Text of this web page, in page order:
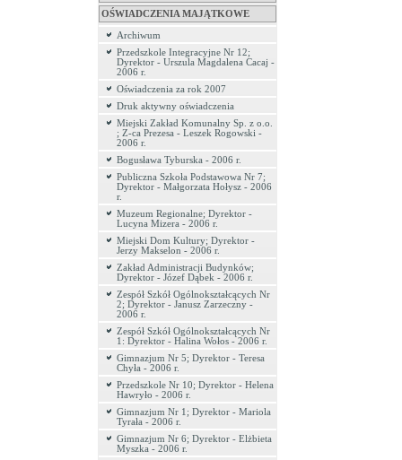
OŚWIADCZENIA MAJĄTKOWE
Archiwum
Przedszkole Integracyjne Nr 12;
Dyrektor - Urszula Magdalena Cacaj -
2006 r.
Oświadczenia za rok 2007
Druk aktywny oświadczenia
Miejski Zakład Komunalny Sp. z o.o.
; Z-ca Prezesa - Leszek Rogowski -
2006 r.
Bogusława Tyburska - 2006 r.
Publiczna Szkoła Podstawowa Nr 7;
Dyrektor - Małgorzata Hołysz - 2006
r.
Muzeum Regionalne; Dyrektor -
Lucyna Mizera - 2006 r.
Miejski Dom Kultury; Dyrektor -
Jerzy Makselon - 2006 r.
Zakład Administracji Budynków;
Dyrektor - Józef Dąbek - 2006 r.
Zespół Szkół Ogólnokształcących Nr
2; Dyrektor - Janusz Zarzeczny -
2006 r.
Zespół Szkół Ogólnokształcących Nr
1: Dyrektor - Halina Wołos - 2006 r.
Gimnazjum Nr 5; Dyrektor - Teresa
Chyła - 2006 r.
Przedszkole Nr 10; Dyrektor - Helena
Hawryło - 2006 r.
Gimnazjum Nr 1; Dyrektor - Mariola
Tyrała - 2006 r.
Gimnazjum Nr 6; Dyrektor - Elżbieta
Myszka - 2006 r.